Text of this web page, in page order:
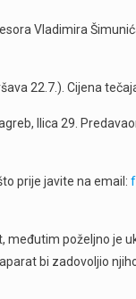
Vladimira
22.7.). Cijena
Ilica 29.
prije javite na email:
poželjno je
bi zadovoljio